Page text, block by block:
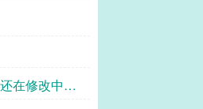
在修改中，